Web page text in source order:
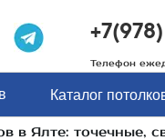
Телефон
Каталог
в Ялте: точечные,